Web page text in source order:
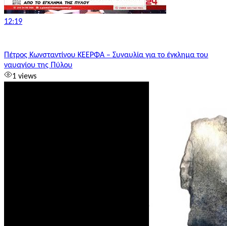
12:19
Πέτρος Κωνσταντίνου ΚΕΕΡΦΑ – Συναυλία για το έγκλημα του
ναυαγίου της Πύλου
1 views